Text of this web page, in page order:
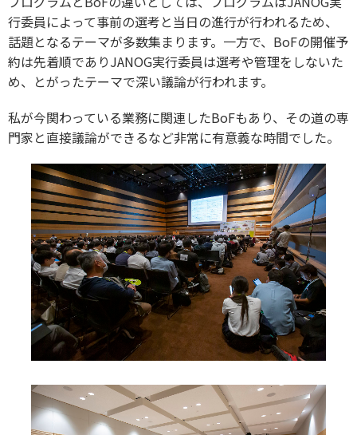
行委員によって事前の選考と当日の進行が行われるため、
話題となるテーマが多数集まります。一方で、BoFの開催予
約は先着順でありJANOG実行委員は選考や管理をしないた
め、とがったテーマで深い議論が行われます。
私が今関わっている業務に関連したBoFもあり、その道の専
門家と直接議論ができるなど非常に有意義な時間でした。